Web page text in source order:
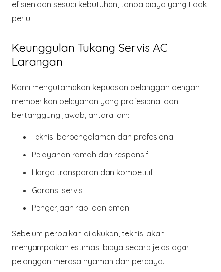
efisien dan sesuai kebutuhan, tanpa biaya yang tidak
perlu.
Keunggulan Tukang Servis AC
Larangan
Kami mengutamakan kepuasan pelanggan dengan
memberikan pelayanan yang profesional dan
bertanggung jawab, antara lain:
Teknisi berpengalaman dan profesional
Pelayanan ramah dan responsif
Harga transparan dan kompetitif
Garansi servis
Pengerjaan rapi dan aman
Sebelum perbaikan dilakukan, teknisi akan
menyampaikan estimasi biaya secara jelas agar
pelanggan merasa nyaman dan percaya.